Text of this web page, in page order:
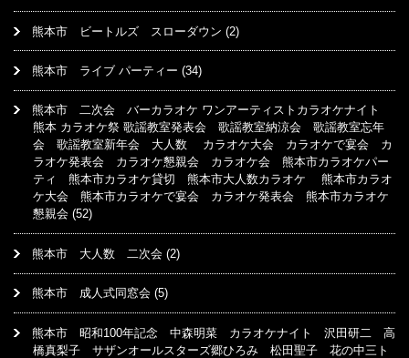
熊本市 ビートルズ スローダウン (2)
熊本市 ライブ パーティー (34)
熊本市 二次会 バーカラオケ ワンアーティストカラオケナイト
熊本 カラオケ祭 歌謡教室発表会 歌謡教室納涼会 歌謡教室忘年
会 歌謡教室新年会 大人数 カラオケ大会 カラオケで宴会 カ
ラオケ発表会 カラオケ懇親会 カラオケ会 熊本市カラオケパー
ティ 熊本市カラオケ貸切 熊本市大人数カラオケ 熊本市カラオ
ケ大会 熊本市カラオケで宴会 カラオケ発表会 熊本市カラオケ
懇親会 (52)
熊本市 大人数 二次会 (2)
熊本市 成人式同窓会 (5)
熊本市 昭和100年記念 中森明菜 カラオケナイト 沢田研二 高
橋真梨子 サザンオールスターズ郷ひろみ 松田聖子 花の中三ト